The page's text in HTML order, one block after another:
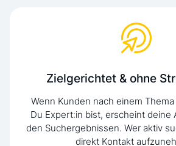
Zielgerichtet & ohne
Wenn Kunden nach einem
Du Expert:in bist, erscheint deine
den Such­ergebnissen. Wer aktiv
direkt Kontakt